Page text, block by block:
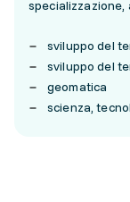
specializzazione,
sviluppo del
sviluppo del
geomatica
scienza,